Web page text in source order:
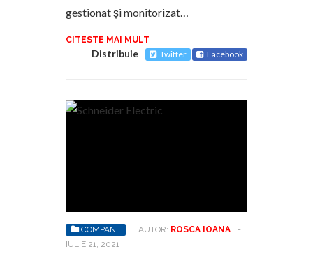
gestionat și monitorizat…
CITESTE MAI MULT
Distribuie Twitter Facebook
COMPANII AUTOR: ROSCA IOANA
-
IULIE 21, 2021